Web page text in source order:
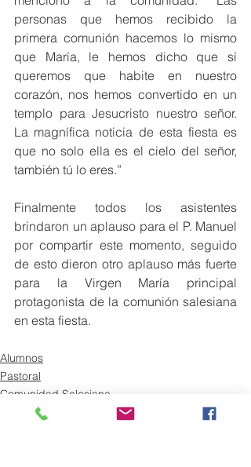
personas que hemos recibido la
primera comunión hacemos lo mismo
que María, le hemos dicho que sí
queremos que habite en nuestro
corazón, nos hemos convertido en un
templo para Jesucristo nuestro señor.
La magnífica noticia de esta fiesta es
que no solo ella es el cielo del señor,
también tú lo eres.”
Finalmente todos los asistentes
brindaron un aplauso para el P. Manuel
por compartir este momento, seguido
de esto dieron otro aplauso más fuerte
para la Virgen María principal
protagonista de la comunión salesiana
en esta fiesta.
Alumnos
Pastoral
Comunidad Salesiana